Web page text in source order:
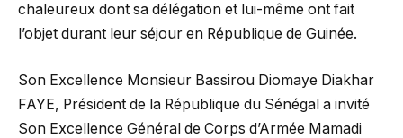
chaleureux dont sa délégation et lui-même ont fait
l’objet durant leur séjour en République de Guinée.
Son Excellence Monsieur Bassirou Diomaye Diakhar
FAYE, Président de la République du Sénégal a invité
Son Excellence Général de Corps d’Armée Mamadi